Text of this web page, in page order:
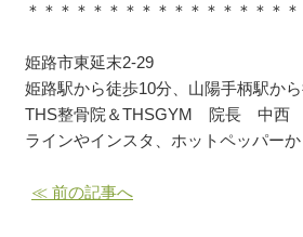
＊＊＊＊＊＊＊＊＊＊＊＊＊＊＊＊＊
姫路市東延末2-29
姫路駅から徒歩10分、山陽手柄駅か
THS整骨院＆THSGYM 院長 中西
ラインやインスタ、ホットペッパー
≪ 前の記事へ